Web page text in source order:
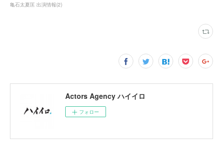
亀石太夏匡 出演情報(2)
Actors Agency ハイイロ
フォロー